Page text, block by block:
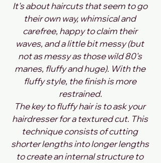
It's about haircuts that seem to go
their own way, whimsical and
carefree, happy to claim their
waves, and a little bit messy (but
not as messy as those wild 80's
manes, fluffy and huge). With the
fluffy style, the finish is more
restrained.
The key to fluffy hair is to ask your
hairdresser for a textured cut. This
technique consists of cutting
shorter lengths into longer lengths
to create an internal structure to